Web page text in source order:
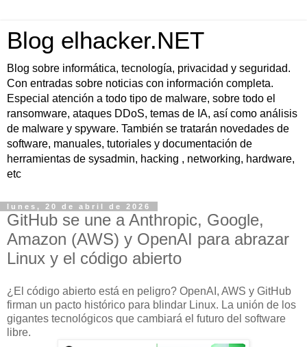
Blog elhacker.NET
Blog sobre informática, tecnología, privacidad y seguridad.
Con entradas sobre noticias con información completa.
Especial atención a todo tipo de malware, sobre todo el
ransomware, ataques DDoS, temas de IA, así como análisis
de malware y spyware. También se tratarán novedades de
software, manuales, tutoriales y documentación de
herramientas de sysadmin, hacking , networking, hardware,
etc
lunes, 20 de abril de 2026
GitHub se une a Anthropic, Google,
Amazon (AWS) y OpenAI para abrazar
Linux y el código abierto
¿El código abierto está en peligro? OpenAI, AWS y GitHub
firman un pacto histórico para blindar Linux. La unión de los
gigantes tecnológicos que cambiará el futuro del software
libre.